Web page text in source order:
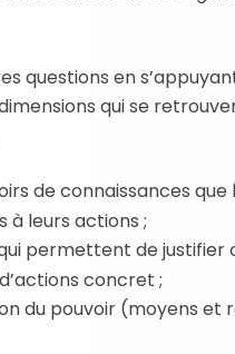
questions en
qui se
de connaissances que
à leurs actions ;
permettent de justifier
concret ;
du pouvoir (moyens et